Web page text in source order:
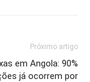
Próximo artigo
em Angola: 90%
já ocorrem por